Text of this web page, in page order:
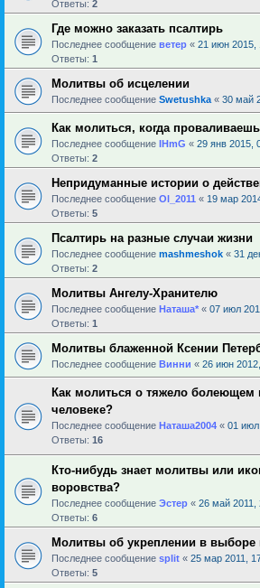
Ответы: 2
Где можно заказать псалтирь
Последнее сообщение ветер « 21 июн 2015,
Ответы: 1
Молитвы об исцелении
Последнее сообщение Swetushka « 30 май
Как молиться, когда
Последнее сообщение IHmG « 29 янв 2015,
Ответы: 2
Непридуманные истории о
Последнее сообщение Ol_2011 « 19 мар
Ответы: 5
Псалтирь на разные случаи жизни
Последнее сообщение mashmeshok « 31
Ответы: 2
Молитвы Ангелу-Хранителю
Последнее сообщение Наташа* « 07 июл
Ответы: 1
Молитвы блаженной Ксении
Последнее сообщение Винни « 26 июн
Как молиться о тяжело
человеке?
Последнее сообщение Наташа2004 « 01 июл
Ответы: 16
Кто-нибудь знает молитвы или
воровства?
Последнее сообщение Эстер « 26 май 2011,
Ответы: 6
Молитвы об укреплении в выборе
Последнее сообщение sрlit « 25 мар 2011,
Ответы: 5